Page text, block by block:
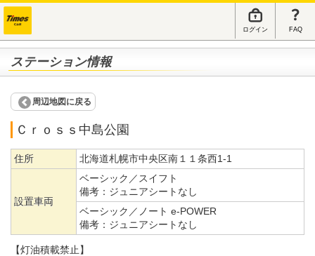
ログイン FAQ
ステーション情報
周辺地図に戻る
Ｃｒｏｓｓ中島公園
住所 北海道札幌市中央区南１１条西1-1
設置車両
ベーシック／スイフト
備考： ジュニアシートなし
ベーシック／ノート e-POWER
備考： ジュニアシートなし
【灯油積載禁止】